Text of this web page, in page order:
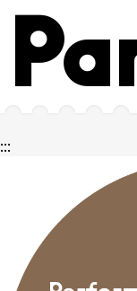
跳到主要內容區塊
網站導覽
:::